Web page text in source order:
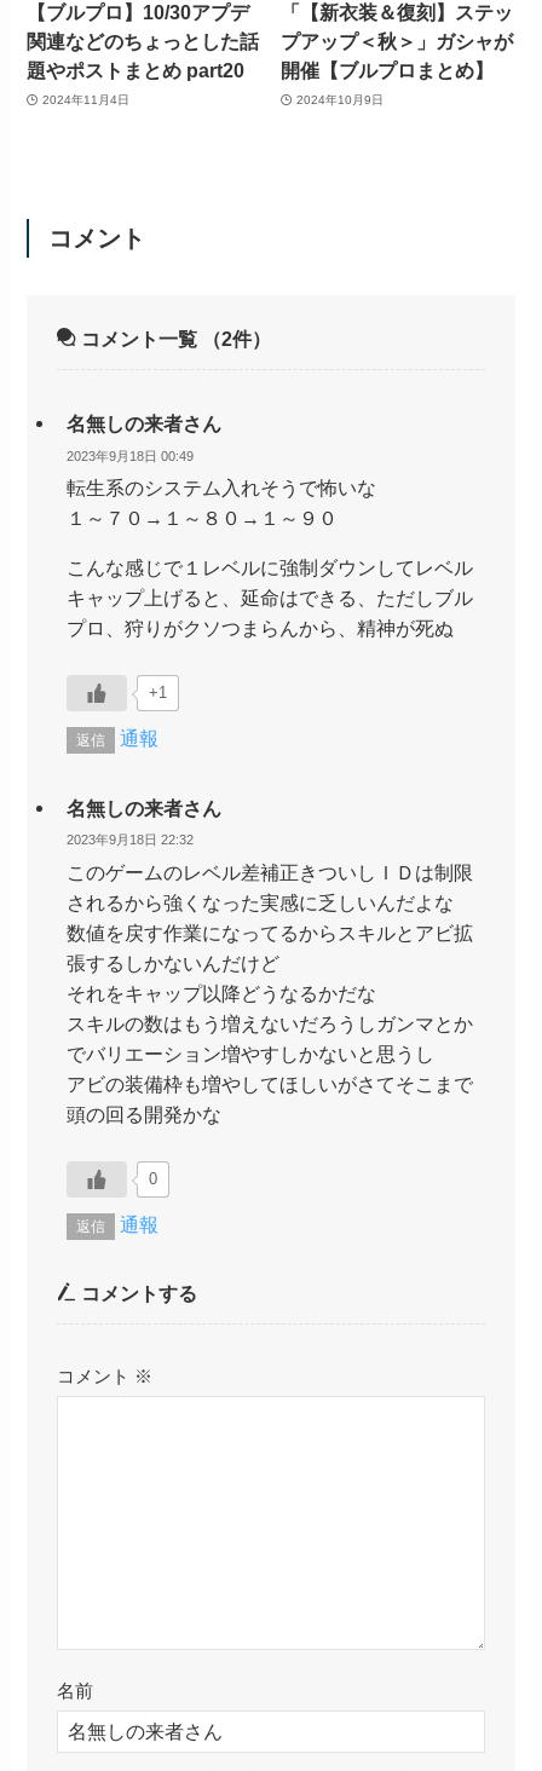
【ブルプロ】10/30アプデ
関連などのちょっとした話
題やポストまとめ part20
2024年11月4日
「【新衣装＆復刻】ステッ
プアップ＜秋＞」ガシャが
開催【ブルプロまとめ】
2024年10月9日
コメント
コメント一覧 （2件）
名無しの来者さん
2023年9月18日 00:49
転生系のシステム入れそうで怖いな
１～７０→１～８０→１～９０
こんな感じで１レベルに強制ダウンしてレベル
キャップ上げると、延命はできる、ただしブル
プロ、狩りがクソつまらんから、精神が死ぬ
+1
返信 通報
名無しの来者さん
2023年9月18日 22:32
このゲームのレベル差補正きついしＩＤは制限
されるから強くなった実感に乏しいんだよな
数値を戻す作業になってるからスキルとアビ拡
張するしかないんだけど
それをキャップ以降どうなるかだな
スキルの数はもう増えないだろうしガンマとか
でバリエーション増やすしかないと思うし
アビの装備枠も増やしてほしいがさてそこまで
頭の回る開発かな
0
返信 通報
コメントする
コメント ※
名前